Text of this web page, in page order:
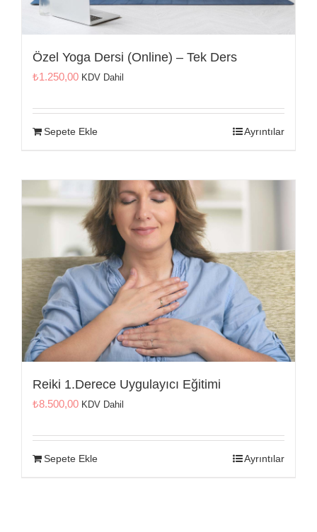
Özel Yoga Dersi (Online) – Tek Ders
₺1.250,00 KDV Dahil
Sepete Ekle Ayrıntılar
Reiki 1.Derece Uygulayıcı Eğitimi
₺8.500,00 KDV Dahil
Sepete Ekle Ayrıntılar